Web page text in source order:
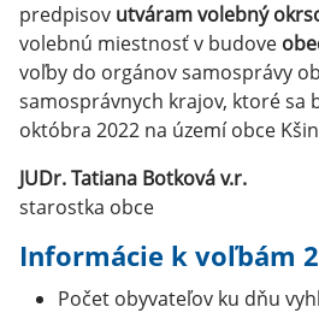
predpisov utváram volebný
volebnú miestnosť v budove
voľby do orgánov samosprávy
samosprávnych krajov, ktoré sa
októbra 2022 na území obce
JUDr. Tatiana Botková v.r.
starostka obce
Informácie k voľbám
Počet obyvateľov ku dňu